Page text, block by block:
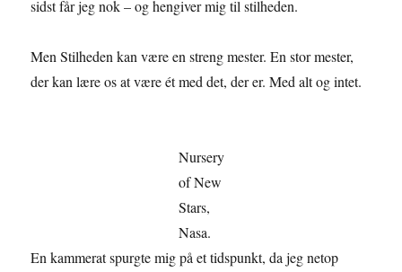
sidst får jeg nok – og hengiver mig til stilheden.
Men Stilheden kan være en streng mester. En stor mester,
der kan lære os at være ét med det, der er. Med alt og intet.
Nursery
of New
Stars,
Nasa.
En kammerat spurgte mig på et tidspunkt, da jeg netop